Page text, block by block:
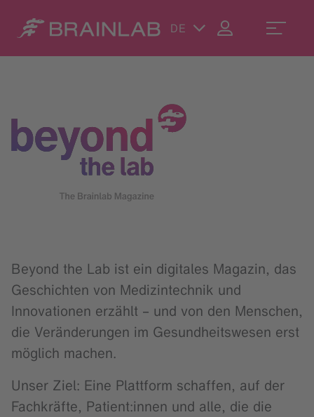
DE
Beyond the Lab ist ein digitales Magazin, das
Geschichten von Medizintechnik und
Innovationen erzählt – und von den Menschen,
die Veränderungen im Gesundheitswesen erst
möglich machen.
Unser Ziel: Eine Plattform schaffen, auf der
Fachkräfte, Patient:innen und alle, die die